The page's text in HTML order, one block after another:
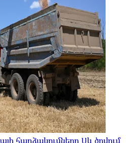
հարձակումները Սև ծովում